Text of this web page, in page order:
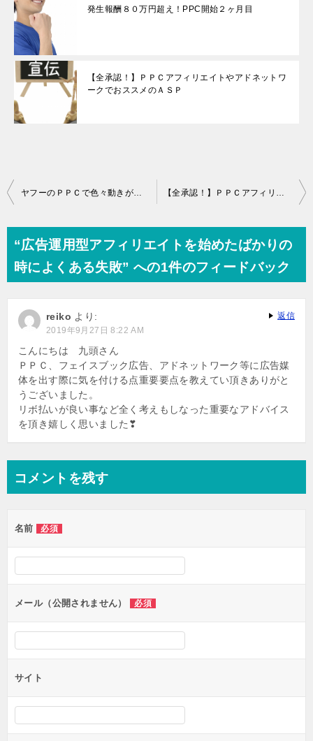
発生報酬８０万円超え！PPC開始２ヶ月目
【全承認！】ＰＰＣアフィリエイトやアドネットワ
ークでおススメのＡＳＰ
投
ゲ
シ
ヤフーのＰＰＣで色々動きがありました 【全承認！】ＰＰＣアフィリエイトやアドネットワークでおススメのＡＳＰ
“広告運用型アフィリエイトを始めたばかりの
時によくある失敗” への1件のフィードバック
reiko より:
2019年9月27日 8:22 AM
こんにちは 九頭さん
ＰＰＣ、フェイスブック広告、アドネットワーク等に広告媒
体を出す際に気を付ける点重要要点を教えてい頂きありがと
うございました。
リボ払いが良い事など全く考えもしなった重要なアドバイス
を頂き嬉しく思いました❣
返信
コメントを残す
名前 必須
メール（公開されません） 必須
サイト